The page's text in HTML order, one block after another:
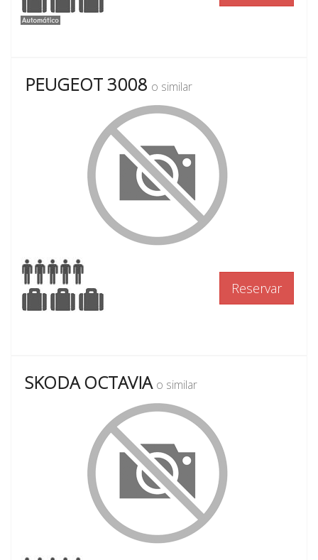
PEUGEOT 3008 o similar
Reservar
SKODA OCTAVIA o similar